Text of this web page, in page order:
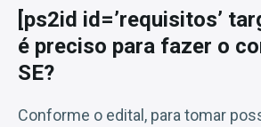
[ps2id id=’requisitos’
é preciso para fazer o
SE?
Conforme o edital, para tomar